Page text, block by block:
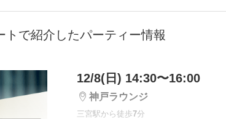
トで紹介したパーティー情報
12/8(日) 14:30〜16:00
神戸ラウンジ
三宮駅から徒歩7分